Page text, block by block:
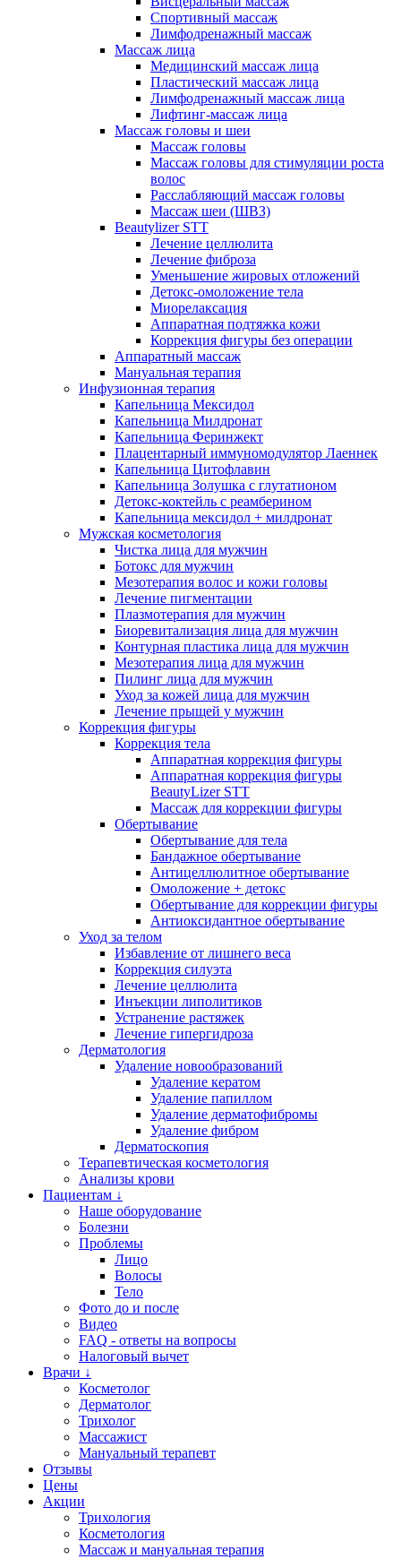
Спортивный массаж
Лимфодренажный массаж
Массаж лица
Медицинский массаж лица
Пластический массаж лица
Лимфодренажный массаж лица
Лифтинг-массаж лица
Массаж головы и шеи
Массаж головы
Массаж головы для стимуляции роста
волос
Расслабляющий массаж головы
Массаж шеи (ШВЗ)
Beautylizer STT
Лечение целлюлита
Лечение фиброза
Уменьшение жировых отложений
Детокс-омоложение тела
Миорелаксация
Аппаратная подтяжка кожи
Коррекция фигуры без операции
Аппаратный массаж
Мануальная терапия
Инфузионная терапия
Капельница Мексидол
Капельница Милдронат
Капельница Феринжект
Плацентарный иммуномодулятор Лаеннек
Капельница Цитофлавин
Капельница Золушка с глутатионом
Детокс-коктейль с реамберином
Капельница мексидол + милдронат
Мужская косметология
Чистка лица для мужчин
Ботокс для мужчин
Мезотерапия волос и кожи головы
Лечение пигментации
Плазмотерапия для мужчин
Биоревитализация лица для мужчин
Контурная пластика лица для мужчин
Мезотерапия лица для мужчин
Пилинг лица для мужчин
Уход за кожей лица для мужчин
Лечение прыщей у мужчин
Коррекция фигуры
Коррекция тела
Аппаратная коррекция фигуры
Аппаратная коррекция фигуры
BeautyLizer STT
Массаж для коррекции фигуры
Обертывание
Обертывание для тела
Бандажное обертывание
Антицеллюлитное обертывание
Омоложение + детокс
Обертывание для коррекции фигуры
Антиоксидантное обертывание
Уход за телом
Избавление от лишнего веса
Коррекция силуэта
Лечение целлюлита
Инъекции липолитиков
Устранение растяжек
Лечение гипергидроза
Дерматология
Удаление новообразований
Удаление кератом
Удаление папиллом
Удаление дерматофибромы
Удаление фибром
Дерматоскопия
Терапевтическая косметология
Анализы крови
Пациентам ↓
Наше оборудование
Болезни
Проблемы
Лицо
Волосы
Тело
Фото до и после
Видео
FAQ - ответы на вопросы
Налоговый вычет
Врачи ↓
Косметолог
Дерматолог
Трихолог
Массажист
Мануальный терапевт
Отзывы
Цены
Акции
Трихология
Косметология
Массаж и мануальная терапия